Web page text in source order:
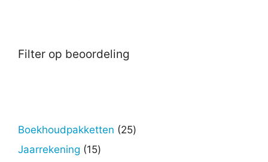
Filter op beoordeling
Boekhoudpakketten 2525
Jaarrekening 1515